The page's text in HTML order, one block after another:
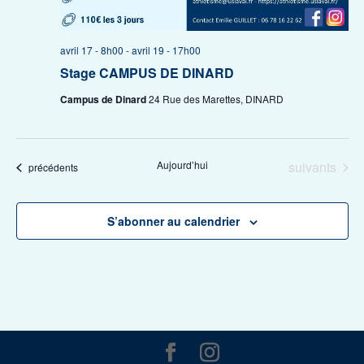
Stage CAMPUS DE DINARD
avril 17 - 8h00 -avril 19 - 17h00
Campus de Dinard24 Rue des Marettes, DINARD
Évènements
précédents Aujourd’hui Évènements
suivants
S’abonner au calendrier